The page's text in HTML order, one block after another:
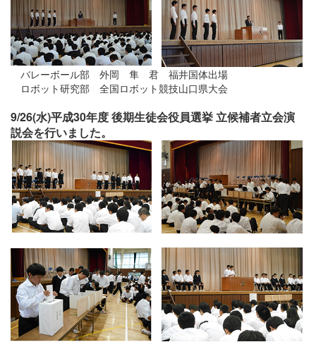
バレーボール部 外岡 隼 君 福井国体出場
ロボット研究部 全国ロボット競技山口県大会
9/26(水)平成30年度 後期生徒会役員選挙 立候補者立会演
説会を行いました。